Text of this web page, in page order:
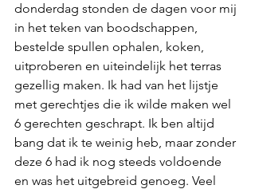
donderdag stonden de dagen voor mij
in het teken van boodschappen,
bestelde spullen ophalen, koken,
uitproberen en uiteindelijk het terras
gezellig maken. Ik had van het lijstje
met gerechtjes die ik wilde maken wel
6 gerechten geschrapt. Ik ben altijd
bang dat ik te weinig heb, maar zonder
deze 6 had ik nog steeds voldoende
en was het uitgebreid genoeg. Veel